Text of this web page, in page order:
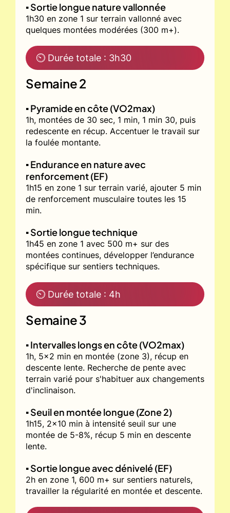
▪️ Sortie longue nature vallonnée
1h30 en zone 1 sur terrain vallonné avec
quelques montées modérées (300 m+).
⏲ Durée totale : 3h30
Semaine 2
▪️ Pyramide en côte (VO2max)
1h, montées de 30 sec, 1 min, 1 min 30, puis
redescente en récup. Accentuer le travail sur
la foulée montante.
▪️ Endurance en nature avec
renforcement (EF)
1h15 en zone 1 sur terrain varié, ajouter 5 min
de renforcement musculaire toutes les 15
min.
▪️ Sortie longue technique
1h45 en zone 1 avec 500 m+ sur des
montées continues, développer l’endurance
spécifique sur sentiers techniques.
⏲ Durée totale : 4h
Semaine 3
▪️ Intervalles longs en côte (VO2max)
1h, 5x2 min en montée (zone 3), récup en
descente lente. Recherche de pente avec
terrain varié pour s'habituer aux changements
d'inclinaison.
▪️ Seuil en montée longue (Zone 2)
1h15, 2x10 min à intensité seuil sur une
montée de 5-8%, récup 5 min en descente
lente.
▪️ Sortie longue avec dénivelé (EF)
2h en zone 1, 600 m+ sur sentiers naturels,
travailler la régularité en montée et descente.